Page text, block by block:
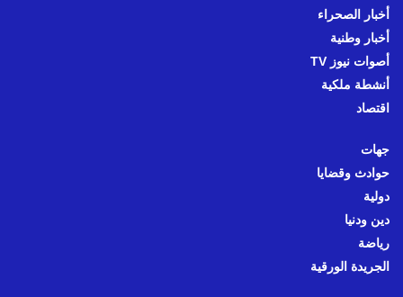
أخبار الصحراء
أخبار وطنية
أصوات نيوز TV
أنشطة ملكية
اقتصاد
جهات
حوادث وقضايا
دولية
دين ودنيا
رياضة
الجريدة الورقية